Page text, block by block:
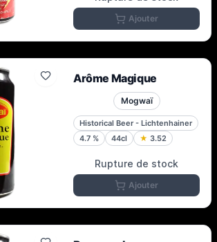
Ajouter
Arôme Magique
Mogwaï
Historical Beer - Lichtenhainer
4.7 % 44cl ★ 3.52
Rupture de stock
Ajouter